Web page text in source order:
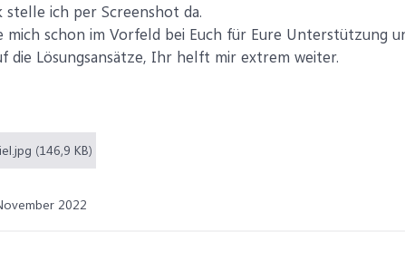
stelle ich per Screenshot da.
mich schon im Vorfeld bei Euch für Eure Unterstützung
die Lösungsansätze, Ihr helft mir extrem weiter.
(146,9 KB)
2022